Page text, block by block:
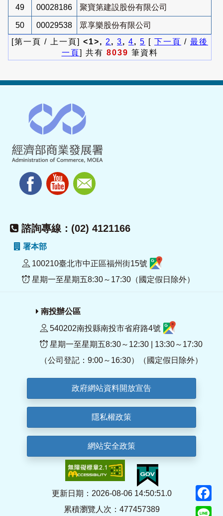
49 00028186 聚寶第建設股份有限公司
50 00029538
眾享樂股份有限公司
[第一頁 / 上一頁] <1>, 2 , 3, 4, 5 [ 下一頁 / 最後
一頁] 共有 8039 筆資料
諮詢專線：(02) 4121166
署本部
100210臺北市中正區福州街15號
星期一至星期五8:30～17:30（國定假日除外）
南投辦公區
540202南投縣南投市省府路4號
星期一至星期五8:30～12:30 | 13:30～17:30
（公司登記：9:00～16:30）（國定假日除外）
政府網站資料開放宣告
隱私權政策
網站安全政策
更新日期：2026-08-06 14:50:51.0
累積瀏覽人次：477457389